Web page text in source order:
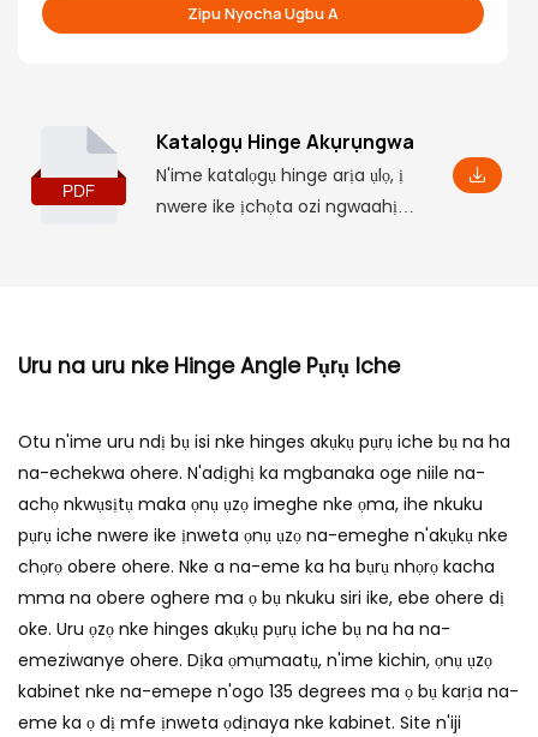
Zipu Nyocha Ugbu A
Katalọgụ Hinge Akụrụngwa
N'ime katalọgụ hinge arịa ụlọ, ị
nwere ike ịchọta ozi ngwaahịa
Uru na uru nke Hinge Angle Pụrụ Iche
Otu n'ime uru ndị bụ isi nke hinges akụkụ pụrụ iche bụ na ha
na-echekwa ohere. N'adịghị ka mgbanaka oge niile na-
achọ nkwụsịtụ maka ọnụ ụzọ imeghe nke ọma, ihe nkuku
pụrụ iche nwere ike ịnweta ọnụ ụzọ na-emeghe n'akụkụ nke
chọrọ obere ohere. Nke a na-eme ka ha bụrụ nhọrọ kacha
mma na obere oghere ma ọ bụ nkuku siri ike, ebe ohere dị
oke. Uru ọzọ nke hinges akụkụ pụrụ iche bụ na ha na-
emeziwanye ohere. Dịka ọmụmaatụ, n'ime kichin, ọnụ ụzọ
kabinet nke na-emepe n'ogo 135 degrees ma ọ bụ karịa na-
eme ka ọ dị mfe ịnweta ọdịnaya nke kabinet. Site n'iji